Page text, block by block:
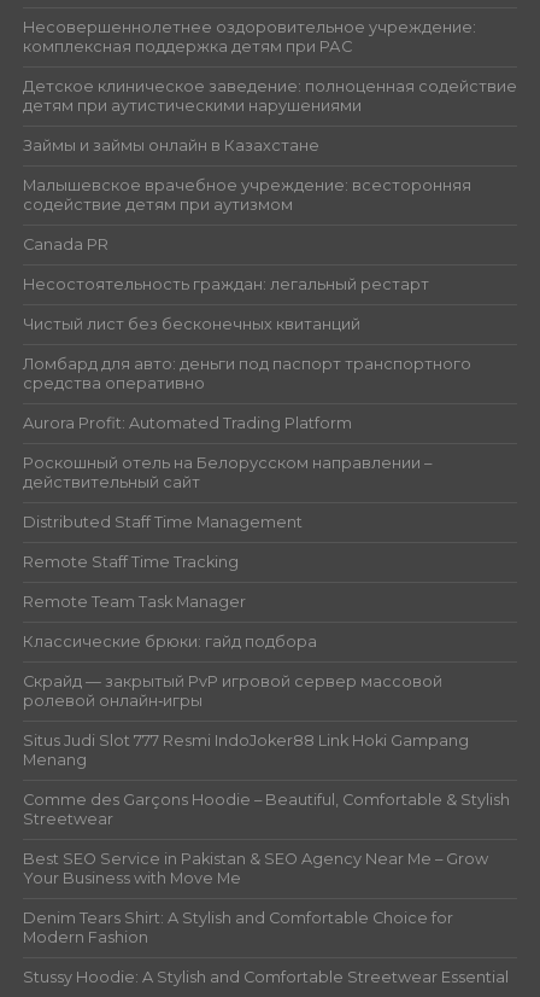
Несовершеннолетнее оздоровительное учреждение:
комплексная поддержка детям при РАС
Детское клиническое заведение: полноценная содействие
детям при аутистическими нарушениями
Займы и займы онлайн в Казахстане
Малышевское врачебное учреждение: всесторонняя
содействие детям при аутизмом
Canada PR
Несостоятельность граждан: легальный рестарт
Чистый лист без бесконечных квитанций
Ломбард для авто: деньги под паспорт транспортного
средства оперативно
Aurora Profit: Automated Trading Platform
Роскошный отель на Белорусском направлении –
действительный сайт
Distributed Staff Time Management
Remote Staff Time Tracking
Remote Team Task Manager
Классические брюки: гайд подбора
Скрайд — закрытый PvP игровой сервер массовой
ролевой онлайн‑игры
Situs Judi Slot 777 Resmi IndoJoker88 Link Hoki Gampang
Menang
Comme des Garçons Hoodie – Beautiful, Comfortable & Stylish
Streetwear
Best SEO Service in Pakistan & SEO Agency Near Me – Grow
Your Business with Move Me
Denim Tears Shirt: A Stylish and Comfortable Choice for
Modern Fashion
Stussy Hoodie: A Stylish and Comfortable Streetwear Essential